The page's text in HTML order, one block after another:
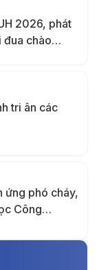
2026, phát
đua chào
trường
tri ân các
ứng phó cháy,
Công